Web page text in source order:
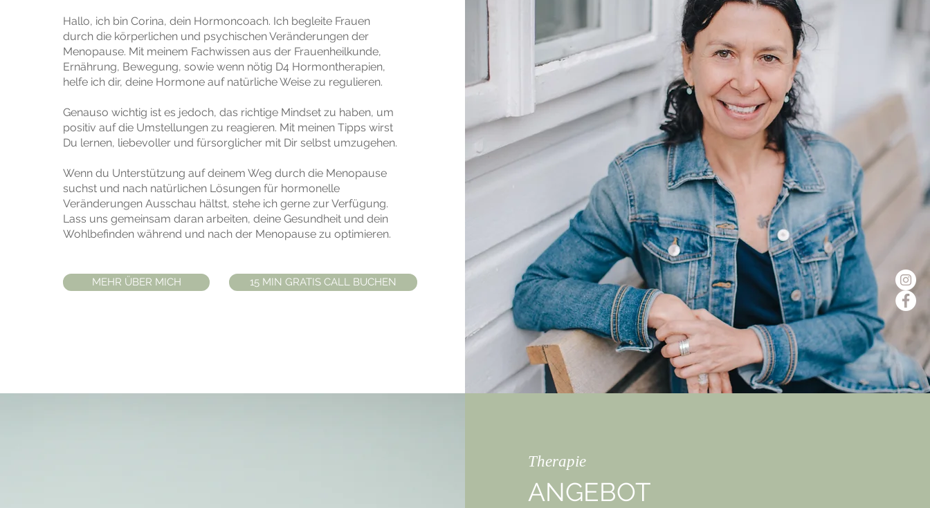
Hallo, ich bin Corina, dein Hormoncoach. Ich begleite Frauen
durch die körperlichen und psychischen Veränderungen der
Menopause. Mit meinem Fachwissen aus der Frauenheilkunde,
Ernährung, Bewegung, sowie wenn nötig D4 Hormontherapien,
helfe ich dir, deine Hormone auf natürliche Weise zu regulieren.
Genauso wichtig ist es jedoch, das richtige Mindset zu haben, um
positiv auf die Umstellungen zu reagieren. Mit meinen Tipps wirst
Du lernen, liebevoller und fürsorglicher mit Dir selbst umzugehen.
Wenn du Unterstützung auf deinem Weg durch die Menopause
suchst und nach natürlichen Lösungen für hormonelle
Veränderungen Ausschau hältst, stehe ich gerne zur Verfügung.
Lass uns gemeinsam daran arbeiten, deine Gesundheit und dein
Wohlbefinden während und nach der Menopause zu optimieren.
MEHR ÜBER MICH 15 MIN GRATIS CALL BUCHEN
Therapie
ANGEBOT